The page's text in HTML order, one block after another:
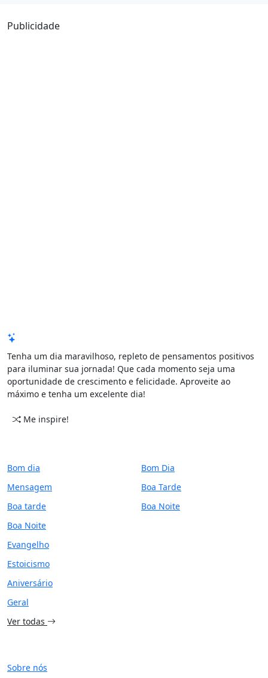
Publicidade
Tenha um dia maravilhoso, repleto de pensamentos positivos
para iluminar sua jornada! Que cada momento seja uma
oportunidade de crescimento e felicidade. Aproveite ao
máximo e tenha um excelente dia!
Me inspire!
Bom dia
Mensagem
Boa tarde
Boa Noite
Evangelho
Estoicismo
Aniversário
Geral
Ver todas
Bom Dia
Boa Tarde
Boa Noite
Sobre nós